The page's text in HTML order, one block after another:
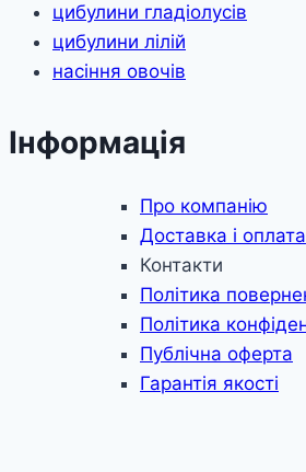
цибулини гладіолусів
цибулини лілій
насіння овочів
Інформація
Про компанію
Доставка і оплата
Контакти
Політика
Політика
Публічна оферта
Гарантія якості